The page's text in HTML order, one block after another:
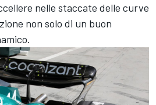
nelle staccate delle curve
non solo di un buon